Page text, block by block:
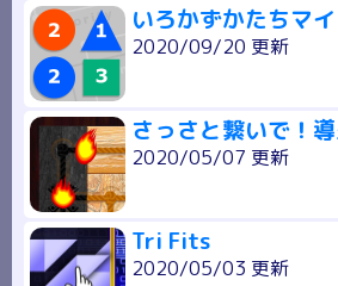
いろかずかたちマ
2020/09/20 更新
さっさと繋いで！
2020/05/07 更新
Tri Fits
2020/05/03 更新